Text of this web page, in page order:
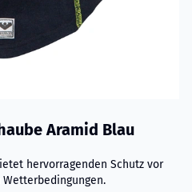
Aramid Blau
hervorragenden Schutz vor